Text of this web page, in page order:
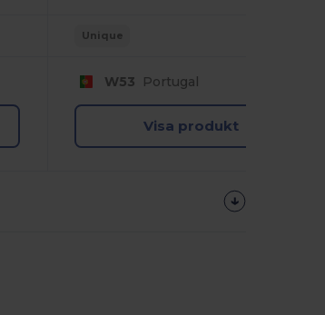
Unique
W53 Portugal
Visa produkt